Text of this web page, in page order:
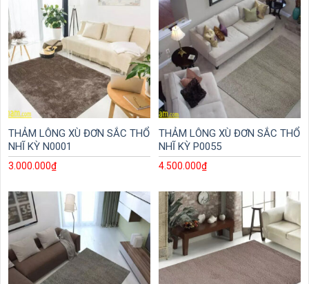
THẢM LÔNG XÙ ĐƠN SẮC THỔ
NHĨ KỲ N0001
3.000.000₫
THẢM LÔNG XÙ ĐƠN SẮC THỔ
NHĨ KỲ P0055
4.500.000₫